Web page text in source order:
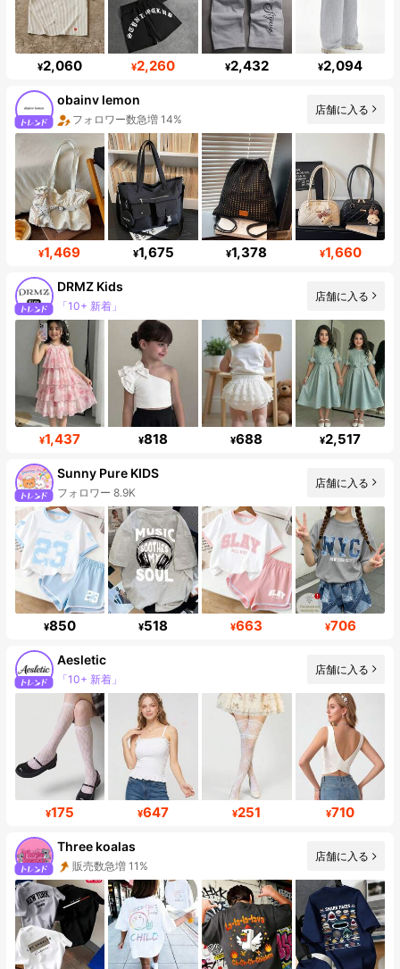
¥2,060 ¥2,260 ¥2,432 ¥2,094
obainv lemon
フォロワー数急増 14%
店舗に入る
¥1,469 ¥1,675 ¥1,378 ¥1,660
DRMZ Kids
フォロワー数急増 33%
店舗に入る
¥1,437 ¥818 ¥688 ¥2,517
Sunny Pure KIDS
フォロワー 8.9K
店舗に入る
¥850 ¥518 ¥663 ¥706
Aesletic
フォロワー数急増 363%
店舗に入る
¥175 ¥647 ¥251 ¥710
Three koalas
フォロワー 83K
店舗に入る